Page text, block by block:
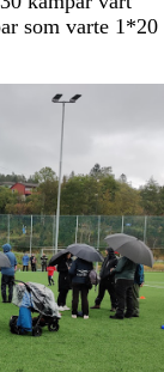
som varte 1*20